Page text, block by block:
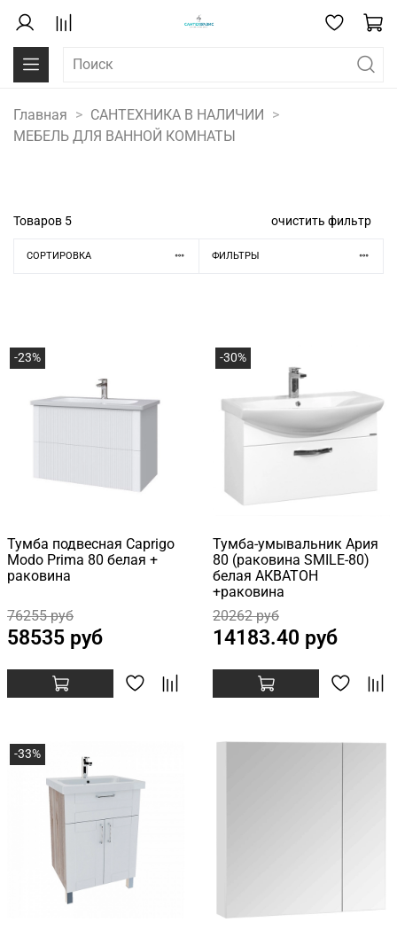
Главная
САНТЕХНИКА В НАЛИЧИИ
МЕБЕЛЬ ДЛЯ ВАННОЙ КОМНАТЫ
Товаров 5 очистить фильтр
СОРТИРОВКА ФИЛЬТРЫ
-23%
Тумба подвесная Caprigo
Modo Prima 80 белая +
раковина
76255 руб
58535 руб
-30%
Тумба-умывальник Ария
80 (раковина SMILE-80)
белая АКВАТОН
+раковина
20262 руб
14183.40 руб
-33%